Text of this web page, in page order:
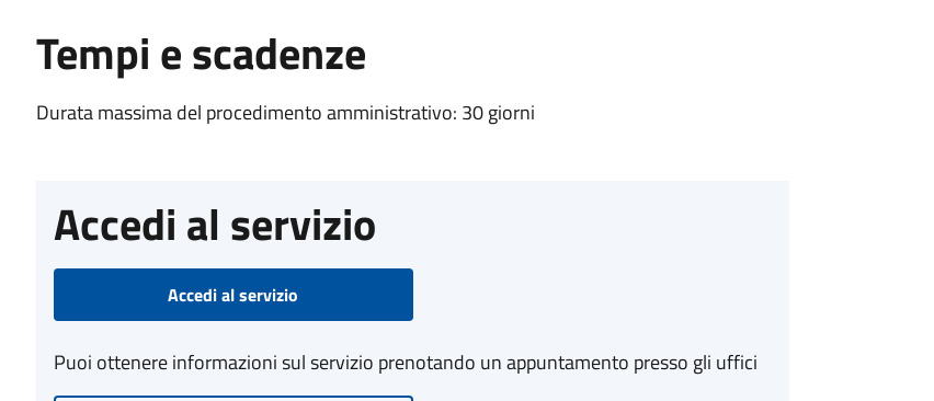
Tempi e scadenze
Durata massima del procedimento amministrativo: 30 giorni
Accedi al servizio
Accedi al servizio
Puoi ottenere informazioni sul servizio prenotando un appuntamento presso gli uffici